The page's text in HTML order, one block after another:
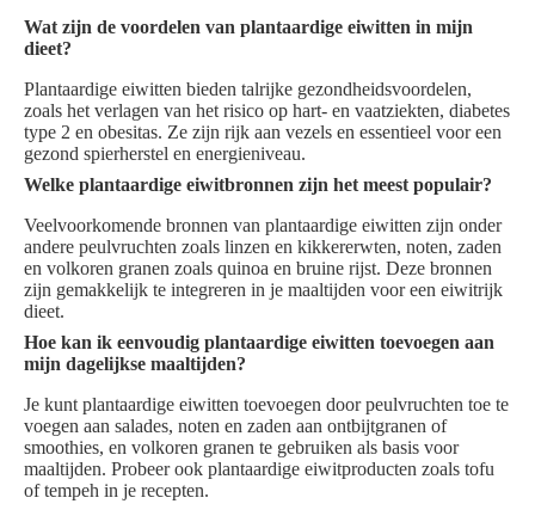
Wat zijn de voordelen van plantaardige eiwitten in mijn
dieet?
Plantaardige eiwitten bieden talrijke gezondheidsvoordelen,
zoals het verlagen van het risico op hart- en vaatziekten, diabetes
type 2 en obesitas. Ze zijn rijk aan vezels en essentieel voor een
gezond spierherstel en energieniveau.
Welke plantaardige eiwitbronnen zijn het meest populair?
Veelvoorkomende bronnen van plantaardige eiwitten zijn onder
andere peulvruchten zoals linzen en kikkererwten, noten, zaden
en volkoren granen zoals quinoa en bruine rijst. Deze bronnen
zijn gemakkelijk te integreren in je maaltijden voor een eiwitrijk
dieet.
Hoe kan ik eenvoudig plantaardige eiwitten toevoegen aan
mijn dagelijkse maaltijden?
Je kunt plantaardige eiwitten toevoegen door peulvruchten toe te
voegen aan salades, noten en zaden aan ontbijtgranen of
smoothies, en volkoren granen te gebruiken als basis voor
maaltijden. Probeer ook plantaardige eiwitproducten zoals tofu
of tempeh in je recepten.